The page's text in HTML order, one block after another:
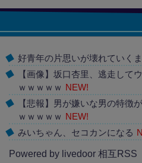
好青年の片思いが壊れていく
【画像】坂口杏里、逃走して
ｗｗｗｗｗ
NEW!
【悲報】男が嫌いな男の特徴
ｗｗｗｗｗ
NEW!
みいちゃん、セコカンになる
Powered by livedoor 相互RSS